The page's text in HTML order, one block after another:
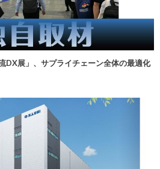
DX展」、サプライチェーン全体の最適化